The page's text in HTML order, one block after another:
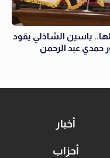
ياسين الشاذلي يقود
حمدي عبد الرحمن
أخبار
أحزاب